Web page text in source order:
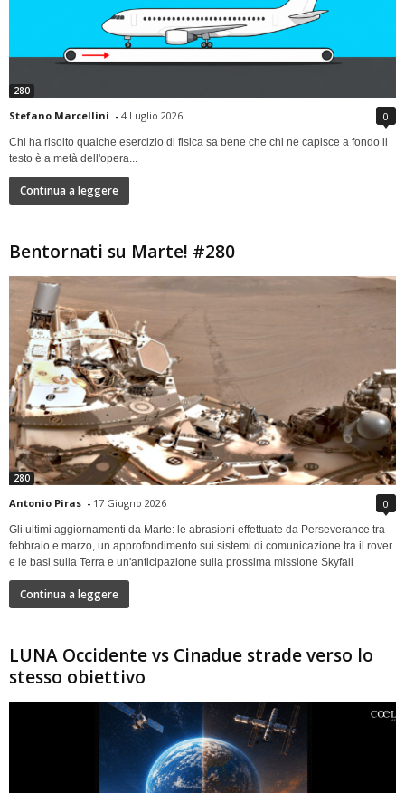
280
Stefano Marcellini - 4 Luglio 2026 0
Chi ha risolto qualche esercizio di fisica sa bene che chi ne capisce a fondo il
testo è a metà dell'opera...
Continua a leggere
Bentornati su Marte! #280
280
Antonio Piras - 17 Giugno 2026 0
Gli ultimi aggiornamenti da Marte: le abrasioni effettuate da Perseverance tra
febbraio e marzo, un approfondimento sui sistemi di comunicazione tra il rover
e le basi sulla Terra e un'anticipazione sulla prossima missione Skyfall
Continua a leggere
LUNA Occidente vs Cinadue strade verso lo
stesso obiettivo